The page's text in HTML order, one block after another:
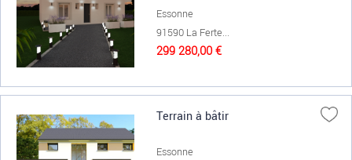
Essonne
91590 La Ferte...
299 280,00 €
Terrain à bâtir
Essonne